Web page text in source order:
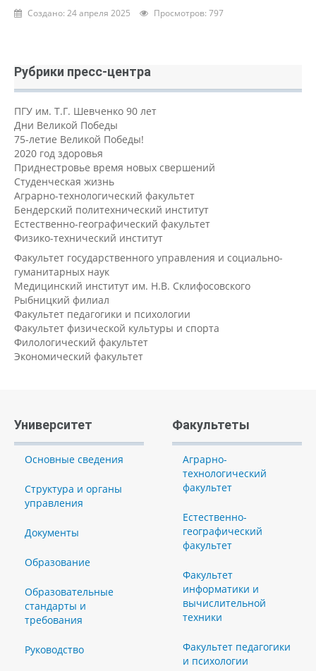
Создано: 24 апреля 2025 Просмотров: 797
Рубрики пресс-центра
ПГУ им. Т.Г. Шевченко 90 лет
Дни Великой Победы
75-летие Великой Победы!
2020 год здоровья
Приднестровье время новых свершений
Студенческая жизнь
Аграрно-технологический факультет
Бендерский политехнический институт
Естественно-географический факультет
Физико-технический институт
Факультет государственного управления и социально-
гуманитарных наук
Медицинский институт им. Н.В. Склифосовского
Рыбницкий филиал
Факультет педагогики и психологии
Факультет физической культуры и спорта
Филологический факультет
Экономический факультет
Университет
Основные сведения
Структура и органы
управления
Документы
Образование
Образовательные
стандарты и
требования
Руководство
Факультеты
Аграрно-
технологический
факультет
Естественно-
географический
факультет
Факультет
информатики и
вычислительной
техники
Факультет педагогики
и психологии